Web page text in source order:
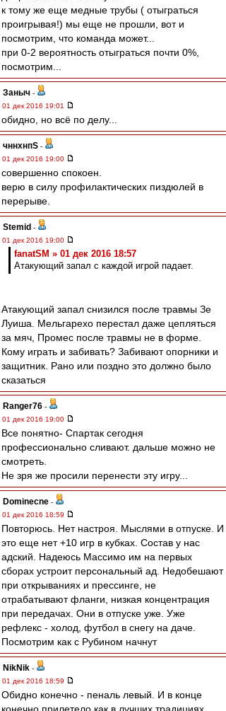
к тому же еще медные трубы ( отыграться
проигрывая!) мы еще не прошли, вот и
посмотрим, что команда может...
при 0-2 вероятность отыграться почти 0%,
посмотрим...
Заныч -
01 дек 2016 19:01
обидно, но всё по делу...
чннхнпS -
01 дек 2016 19:00
совершенно спокоен.
верю в силу профилактических пиздюлей в
перерыве.
Stemid -
01 дек 2016 19:00
fanatSM » 01 дек 2016 18:57
Атакующий запал с каждой игрой падает.
Атакующий запал снизился после травмы Зе
Луиша. Мельгарехо перестал даже цепляться
за мяч, Промес после травмы не в форме.
Кому играть и забивать? Забивают опорники и
защитник. Рано или поздно это должно было
сказаться
Ranger76 -
01 дек 2016 19:00
Все понятно- Спартак сегодня
профессионально сливают. дальше можно не
смотреть.
Не зря же просили перенести эту игру...
Dominecne -
01 дек 2016 18:59
Повторюсь. Нет настроя. Мыслями в отпуске. И
это еще нет +10 игр в кубках. Состав у нас
адский. Надеюсь Массимо им на первых
сборах устроит персональный ад. Недобешают
при открываниях и прессинге, не
отрабатывают фланги, низкая концентрация
при передачах. Они в отпуске уже. Уже
рефлекс - холод, футбол в снегу на даче.
Посмотрим как с Рубином начнут
NikNik -
01 дек 2016 18:59
Обидно конечно - пеналь левый. И в конце